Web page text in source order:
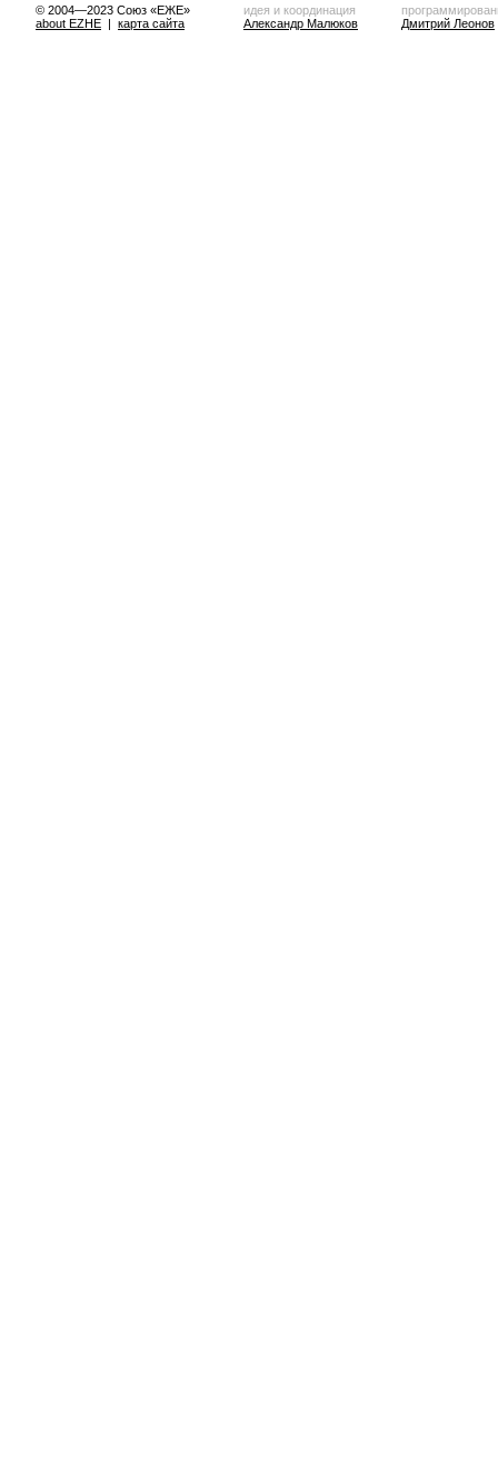
© 2004—2023 Союз «ЕЖЕ»
about EZHE | карта сайта
идея и координация
Александр Малюков
Дмитрий Леонов